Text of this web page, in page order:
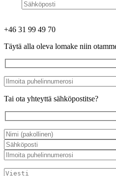
+46 31 99 49 70
Täytä alla oleva lomake niin
Tai ota yhteyttä sähköpostitse?